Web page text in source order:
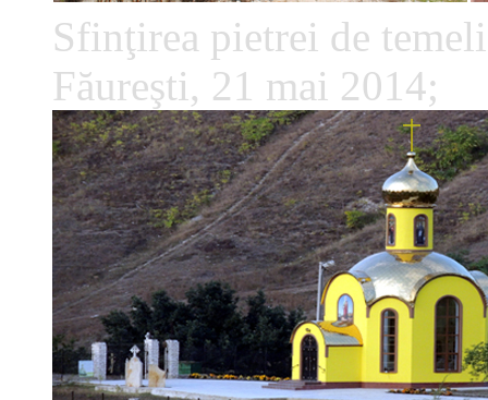
Sfinţirea pietrei de
Făureşti, 21 mai 2014;